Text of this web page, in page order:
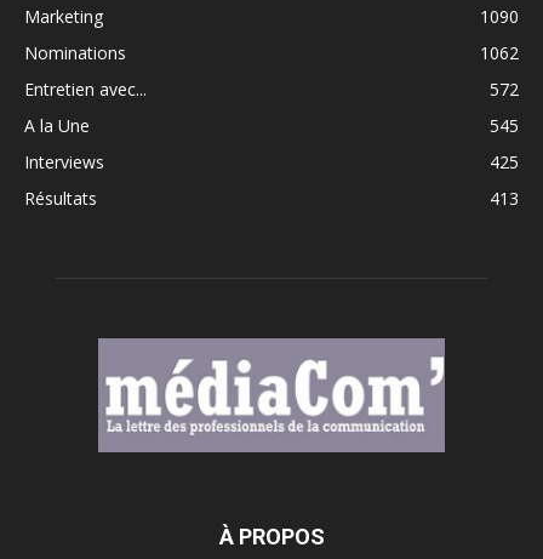
Marketing
1090
Nominations
1062
Entretien avec...
572
A la Une
545
Interviews
425
Résultats
413
À PROPOS